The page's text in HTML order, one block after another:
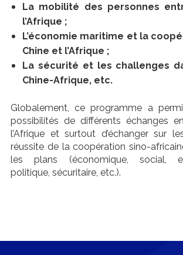
La mobilité des personnes
l’Afrique ;
L’économie maritime et la
Chine et l’Afrique ;
La sécurité et les challenges
Chine-Afrique, etc.
Globalement, ce programme a
possibilités de différents échanges
l’Afrique et surtout d’échanger sur
réussite de la coopération sino-afric
les plans (économique, social,
politique, sécuritaire, etc.).